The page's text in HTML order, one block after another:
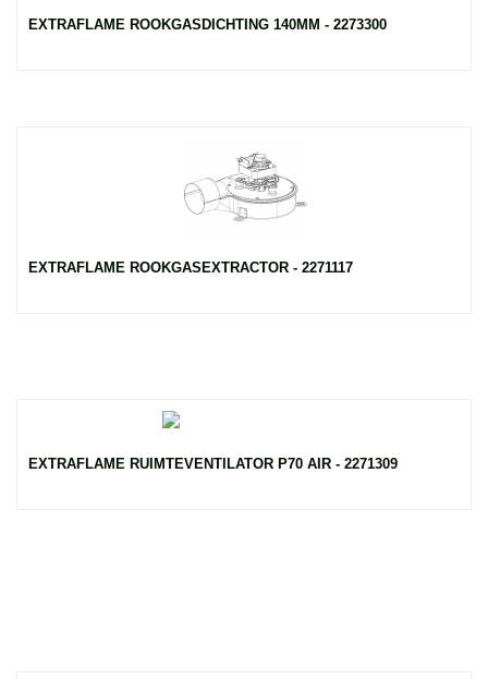
EXTRAFLAME ROOKGASDICHTING 140MM - 2273300
EXTRAFLAME ROOKGASEXTRACTOR - 2271117
EXTRAFLAME RUIMTEVENTILATOR P70 AIR - 2271309